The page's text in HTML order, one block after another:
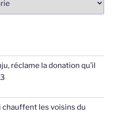
réclame la donation qu’il
chauffent les voisins du